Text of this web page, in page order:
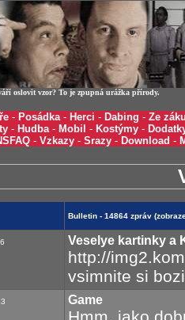
oslovit vzor? To je zpupná urážka přírody.
- Posádka- Herci - Dabing - Ze
- Hudba- Mobil - Kostýmy -
- Vzkazy - Srazy - Download -
Bulletin - 14864 zpráv
Veselye kartinky a
http://
vsimnite si
Game